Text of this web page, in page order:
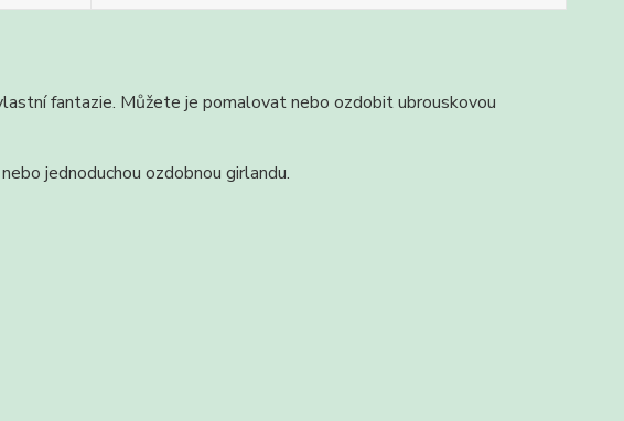
fantazie. Můžete je pomalovat nebo ozdobit ubrouskovou
jednoduchou ozdobnou girlandu.